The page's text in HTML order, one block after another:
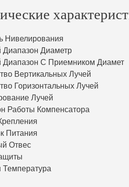
Нивелирования
Диапазон Диаметр
Диапазон С Приемником Диамет
Вертикальных Лучей
Горизонтальных Лучей
Лучей
Работы Компенсатора
Питания
Отвес
Температура